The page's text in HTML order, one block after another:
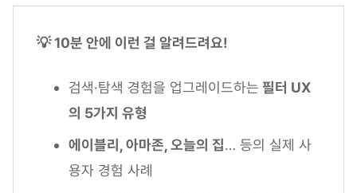
💡 10분 안에 이런 걸 알려드려요!
검색·탐색 경험을 업그레이드하는 필터 UX
의 5가지 유형
에이블리, 아마존, 오늘의 집… 등의 실제 사
용자 경험 사례